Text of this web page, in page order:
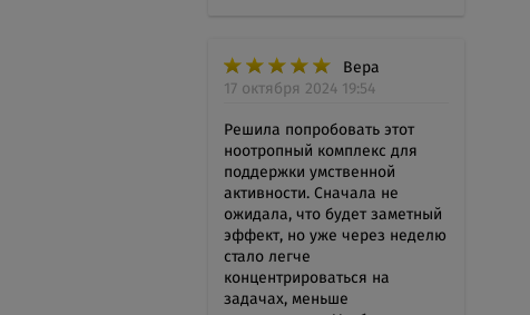
Вера
17 октября 2024 19:54
Решила попробовать этот
ноотропный комплекс для
поддержки умственной
активности. Сначала не
ожидала, что будет заметный
эффект, но уже через неделю
стало легче
концентрироваться на
задачах, меньше